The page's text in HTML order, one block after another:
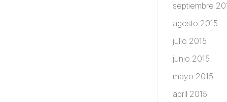
septiembre
agosto 2015
julio 2015
junio 2015
mayo 2015
abril 2015